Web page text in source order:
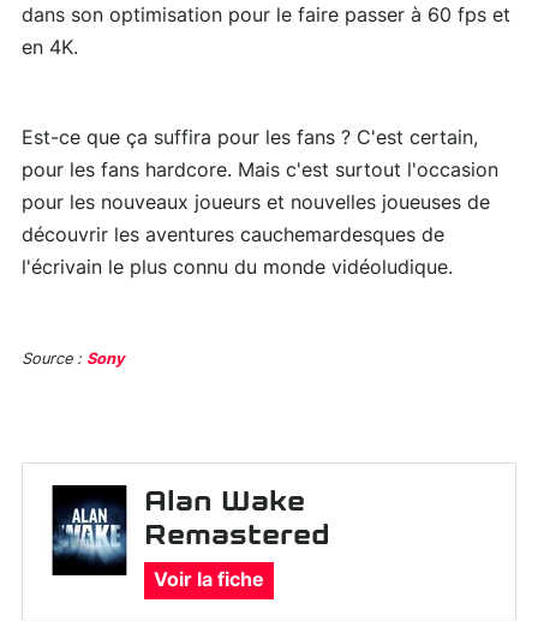
dans son optimisation pour le faire passer à 60 fps et
en 4K.
Est-ce que ça suffira pour les fans ? C'est certain,
pour les fans hardcore. Mais c'est surtout l'occasion
pour les nouveaux joueurs et nouvelles joueuses de
découvrir les aventures cauchemardesques de
l'écrivain le plus connu du monde vidéoludique.
Source : Sony
Alan Wake
Remastered
Voir la fiche